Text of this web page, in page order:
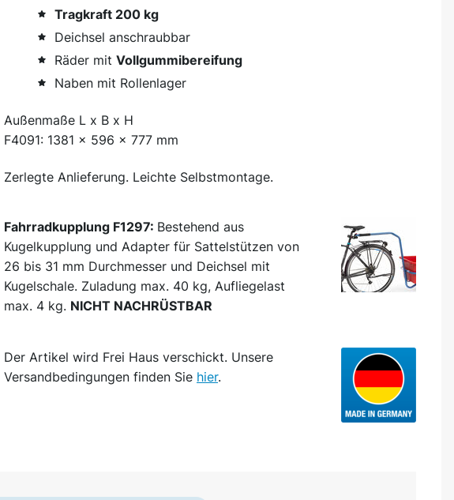
Tragkraft 200 kg
Deichsel anschraubbar
Räder mit Vollgummibereifung
Naben mit Rollenlager
Außenmaße L x B x H
F4091: 1381 x 596 x 777 mm
Zerlegte Anlieferung. Leichte Selbstmontage.
Fahrradkupplung F1297: Bestehend aus
Kugelkupplung und Adapter für Sattelstützen von
26 bis 31 mm Durchmesser und Deichsel mit
Kugelschale. Zuladung max. 40 kg, Aufliegelast
max. 4 kg. NICHT NACHRÜSTBAR
Der Artikel wird Frei Haus verschickt. Unsere
Versandbedingungen finden Sie hier.